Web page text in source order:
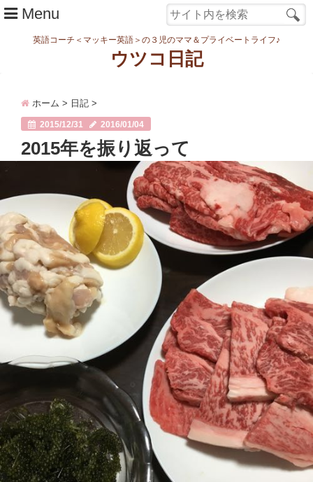
Menu
まなむすめ
ワーク
スタディ
転勤・引越
妊娠・出産
ジモティー情報
香川
東京
ロンドン
英語コーチ＜マッキー英語＞の３児のママ＆プライベートライフ♪
ウツコ日記
ホーム > 日記 >
2015/12/31 2016/01/04
2015年を振り返って